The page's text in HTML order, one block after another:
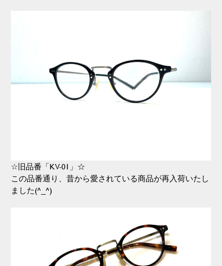
☆旧品番「KV-01」☆
この品番通り、昔から愛されている商品が再入荷いたし
ました(^_^)